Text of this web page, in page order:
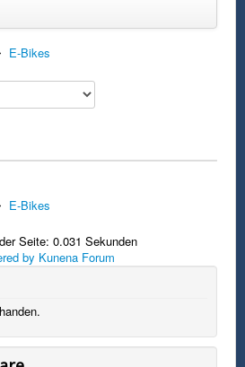
E-Bikes
E-Bikes
Seite: 0.031 Sekunden
by Kunena Forum